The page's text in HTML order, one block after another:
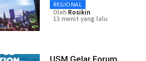
REGIONAL
Oleh Rosikin
13 menit yang lalu